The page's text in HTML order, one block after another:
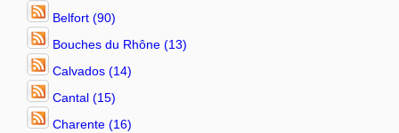
Belfort (90)
Bouches du Rhône (13)
Calvados (14)
Cantal (15)
Charente (16)